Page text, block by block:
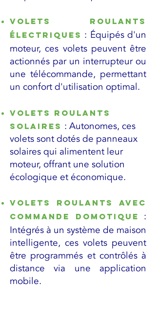
Volets roulants
électriques : Équipés d'un
moteur, ces volets peuvent être
actionnés par un interrupteur ou
une télécommande, permettant
un confort d'utilisation optimal.
Volets roulants
solaires : Autonomes, ces
volets sont dotés de panneaux
solaires qui alimentent leur
moteur, offrant une solution
écologique et économique.
Volets roulants avec
commande domotique
:
Intégrés à un système de maison
intelligente, ces volets peuvent
être programmés et contrôlés à
distance via une application
mobile.